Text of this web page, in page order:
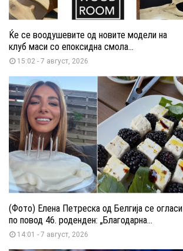
Ќе се воодушевите од новите модели на
клуб маси со епоксидна смола...
15:02 - 7 август, 2026
(Фото) Елена Петреска од Белгија се огласи
по повод 46. роденден: „Благодарна...
14:01 - 7 август, 2026